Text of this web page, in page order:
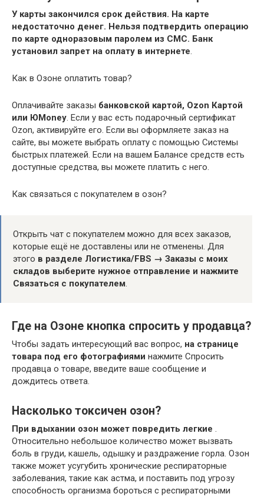
У карты закончился срок действия. На карте
недостаточно денег. Нельзя подтвердить операцию
по карте одноразовым паролем из СМС. Банк
установил запрет на оплату в интернете.
Как в Озоне оплатить товар?
Оплачивайте заказы банковской картой, Ozon Картой
или ЮMoney. Если у вас есть подарочный сертификат
Ozon, активируйте его. Если вы оформляете заказ на
сайте, вы можете выбрать оплату с помощью Системы
быстрых платежей. Если на вашем Балансе средств есть
доступные средства, вы можете платить с него.
Как связаться с покупателем в озон?
Открыть чат с покупателем можно для всех заказов,
которые ещё не доставлены или не отменены. Для
этого в разделе Логистика/FBS → Заказы с моих
складов выберите нужное отправление и нажмите
Связаться с покупателем.
Где на Озоне кнопка спросить у продавца?
Чтобы задать интересующий вас вопрос, на странице
товара под его фотографиями нажмите Спросить
продавца о товаре, введите ваше сообщение и
дождитесь ответа.
Насколько токсичен озон?
При вдыхании озон может повредить легкие .
Относительно небольшое количество может вызвать
боль в груди, кашель, одышку и раздражение горла. Озон
также может усугубить хронические респираторные
заболевания, такие как астма, и поставить под угрозу
способность организма бороться с респираторными